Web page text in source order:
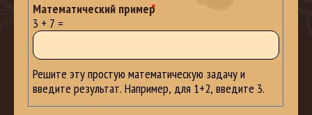
Математический пример
3 + 7 =
Решите эту простую математическую задачу и
введите результат. Например, для 1+2, введите 3.